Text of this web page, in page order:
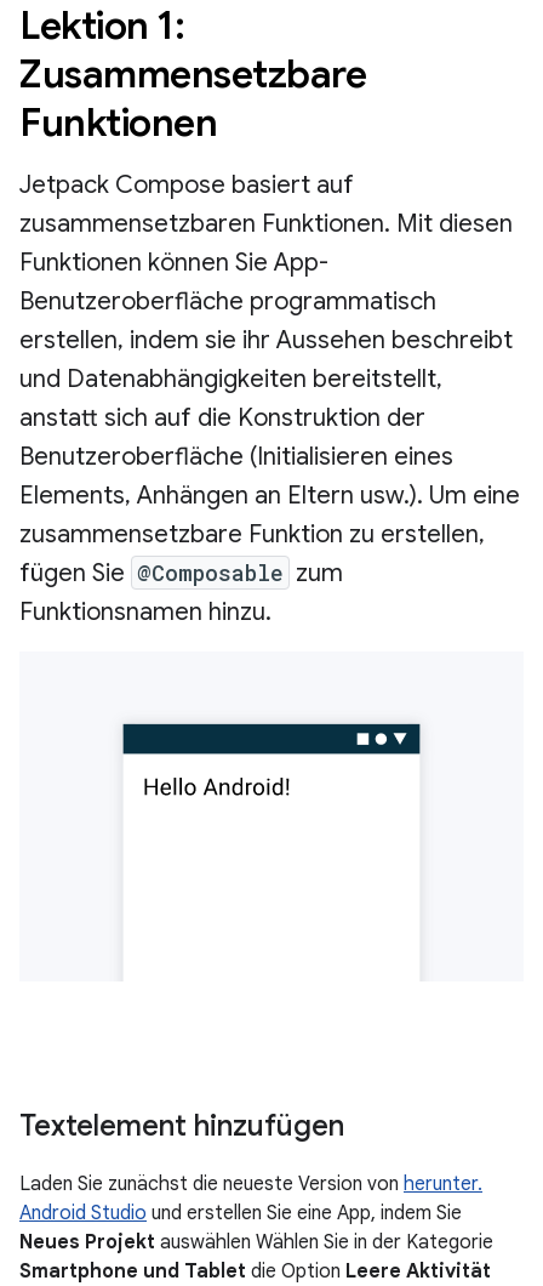
Lektion 1:
Zusammensetzbare
Funktionen
Jetpack Compose basiert auf
zusammensetzbaren Funktionen. Mit diesen
Funktionen können Sie App-
Benutzeroberfläche programmatisch
erstellen, indem sie ihr Aussehen beschreibt
und Datenabhängigkeiten bereitstellt,
anstatt sich auf die Konstruktion der
Benutzeroberfläche (Initialisieren eines
Elements, Anhängen an Eltern usw.). Um eine
zusammensetzbare Funktion zu erstellen,
fügen Sie @Composable zum
Funktionsnamen hinzu.
Textelement hinzufügen
Laden Sie zunächst die neueste Version von herunter.
Android Studio und erstellen Sie eine App, indem Sie
Neues Projekt auswählen Wählen Sie in der Kategorie
Smartphone und Tablet die Option Leere Aktivität